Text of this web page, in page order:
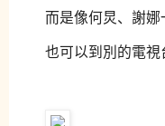
而是像何炅、謝娜
也可以到別的電視